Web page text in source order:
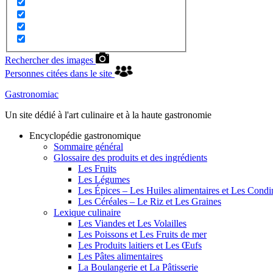
Rechercher des images
Personnes citées dans le site
Gastronomiac
Un site dédié à l'art culinaire et à la haute gastronomie
Encyclopédie gastronomique
Sommaire général
Glossaire des produits et des ingrédients
Les Fruits
Les Légumes
Les Épices – Les Huiles alimentaires et Les
Les Céréales – Le Riz et Les Graines
Lexique culinaire
Les Viandes et Les Volailles
Les Poissons et Les Fruits de mer
Les Produits laitiers et Les Œufs
Les Pâtes alimentaires
La Boulangerie et La Pâtisserie